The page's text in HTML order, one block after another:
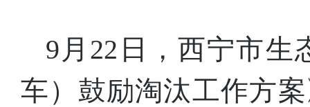
9月22日，西宁市生
车）鼓励淘汰工作方